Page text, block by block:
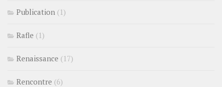
Publication (1)
Rafle (1)
Renaissance (17)
Rencontre (6)